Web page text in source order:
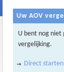
Uw AOV
U bent nog niet
vergelijking.
Direct starten